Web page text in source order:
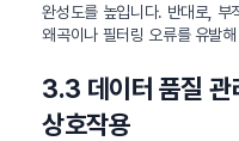
완성도를 높입니다. 반대로, 부
왜곡이나 필터링 오류를 유발
3.3 데이터 품질 관
상호작용